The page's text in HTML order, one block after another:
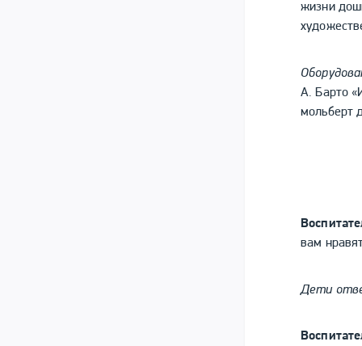
жизни
А. Барто
мольберт
вам
Дети